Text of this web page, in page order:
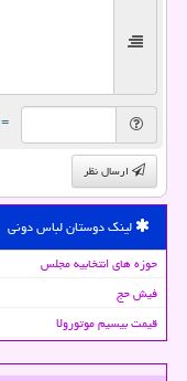
= ۸ بعلاوه ۳
ارسال نظر
لینک دوستان لباس دونی
حوزه های انتخابیه مجلس
فیش حج
قیمت بیسیم موتورولا